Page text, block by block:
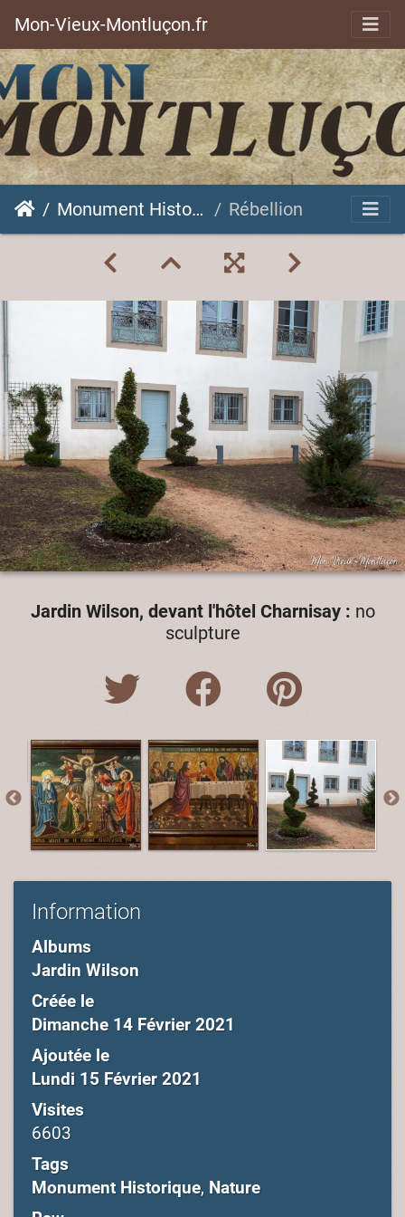
Mon-Vieux-Montluçon.fr
Monument Historique Rébellion
Jardin Wilson, devant l'hôtel Charnisay : no
sculpture
Information
Albums
Jardin Wilson
Créée le
Dimanche 14 Février 2021
Ajoutée le
Lundi 15 Février 2021
Visites
6603
Tags
Monument Historique, Nature